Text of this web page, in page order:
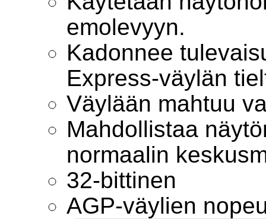
emolevyyn.
Kadonnee
Express-väylän
Väylään mahtuu
Mahdollistaa
normaalin
32-bittinen
AGP-väylien